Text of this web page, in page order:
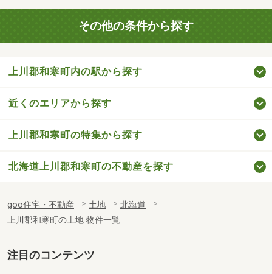
その他の条件から探す
上川郡和寒町内の駅から探す
近くのエリアから探す
上川郡和寒町の特集から探す
北海道上川郡和寒町の不動産を探す
goo住宅・不動産 土地
北海道
上川郡和寒町の土地 物件一覧
注目のコンテンツ